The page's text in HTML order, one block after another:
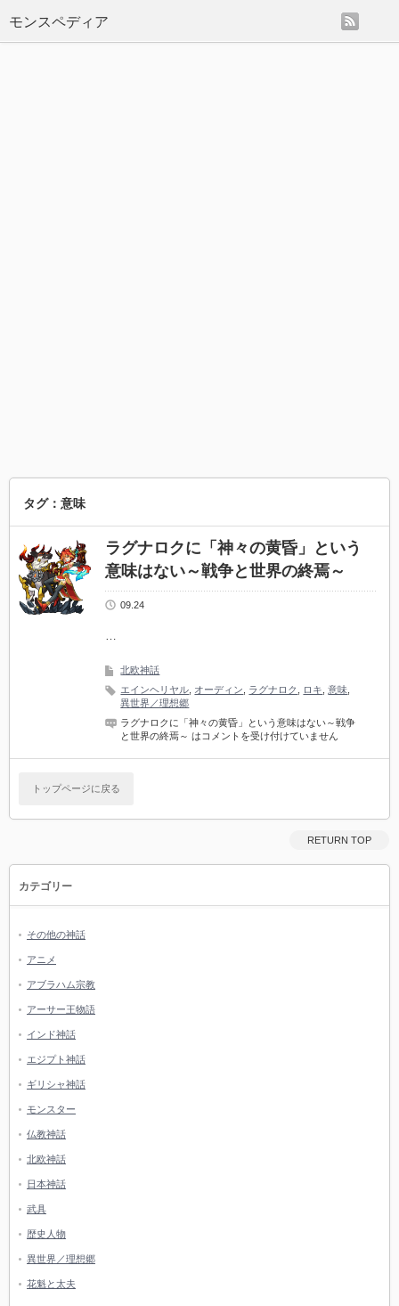
モンスペディア
タグ：意味
ラグナロクに「神々の黄昏」という
意味はない～戦争と世界の終焉～
09.24
…
北欧神話
エインヘリヤル オーディン ラグナロク ロキ ,意味
異世界／理想郷
ラグナロクに「神々の黄昏」という意味はない～戦争
と世界の終焉～ は コメントを受け付けていません
トップページに戻る
RETURN TOP
カテゴリー
その他の神話
アニメ
アブラハム宗教
アーサー王物語
インド神話
エジプト神話
ギリシャ神話
モンスター
仏教神話
北欧神話
日本神話
武具
歴史人物
異世界／理想郷
花魁と太夫